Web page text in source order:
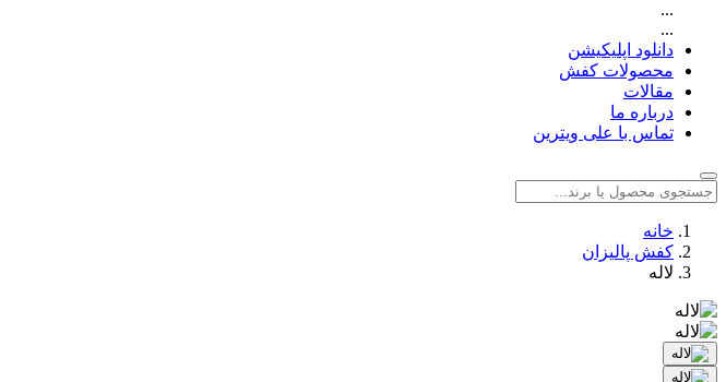
...
...
دانلود اپلیکیشن
محصولات کفش
مقالات
درباره ما
تماس با علی ویترین
خانه
کفش پالیزان
لاله